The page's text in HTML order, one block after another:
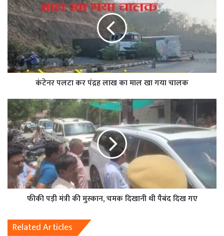
कंटेनर पलटा कर पंद्रह लाख का माल खा गया चालक
फीकी पड़ी मंत्री की मुस्कान, चमक दिखानी थी पैबंद दिख गए
Related Articles